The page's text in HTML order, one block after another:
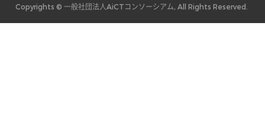
Copyrights © 一般社団法人AiCTコンソーシアム, All Rights Reserved.